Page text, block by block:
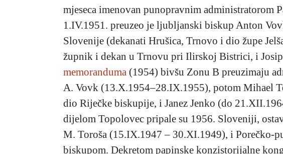
mjeseca imenovan punopravnim administratorom
1.IV.1951. preuzeo je ljubljanski biskup Anton
Slovenije (dekanati Hrušica, Trnovo i dio župe
župnik i dekan u Trnovu pri Ilirskoj Bistrici, i
memoranduma (1954) bivšu Zonu B preuzimaju
A. Vovk (13.X.1954–28.IX.1955), potom Mihael
dio Riječke biskupije, i Janez Jenko (do
dijelom Topolovec pripale su 1956. Sloveniji,
M. Toroša (15.IX.1947 – 30.XI.1949), i Porečko-
biskupom. Dekretom papinske konzistorijalne